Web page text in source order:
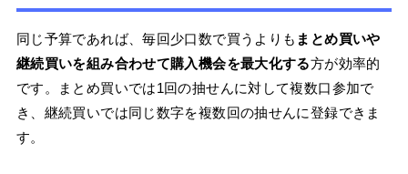
同じ予算であれば、毎回少口数で買うよりも まとめ買いや
継続買いを組み合わせて購入機会を最大化する方が効率的
です。まとめ買いでは1回の抽せんに対して複数口参加で
き、継続買いでは同じ数字を複数回の抽せんに登録できま
す。